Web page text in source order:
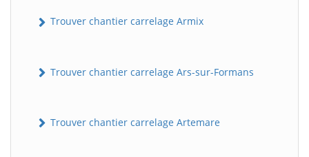
Trouver chantier carrelage Armix
Trouver chantier carrelage Ars-sur-Formans
Trouver chantier carrelage Artemare